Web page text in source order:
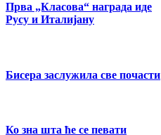
Прва „Класова“ награда иде
Русу и Италијану
Бисера заслужила све почасти
Ко зна шта ће се певати